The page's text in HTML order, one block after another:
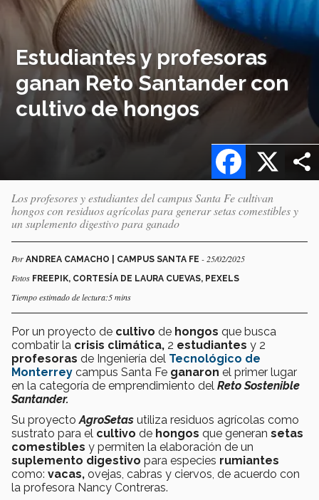
Estudiantes y profesoras
ganan Reto Santander con
cultivo de hongos
X
Facebook
Los profesores y estudiantes del campus Santa Fe cultivan
hongos con residuos agrícolas para generar setas comestibles y
un suplemento digestivo para ganado
Por ANDREA CAMACHO | CAMPUS SANTA FE - 25/02/2025
Fotos FREEPIK, CORTESÍA DE LAURA CUEVAS, PEXELS
Tiempo estimado de lectura:5 mins
Por un proyecto de cultivo de hongos que busca
combatir la crisis climática, 2 estudiantes y 2
profesoras de Ingeniería del Tecnológico de
Monterrey campus Santa Fe ganaron el primer lugar
en la categoría de emprendimiento del Reto Sostenible
Santander.
Su proyecto AgroSetas utiliza residuos agrícolas como
sustrato para el cultivo de hongos que generan setas
comestibles y permiten la elaboración de un
suplemento digestivo para especies rumiantes
como: vacas, ovejas, cabras y ciervos, de acuerdo con
la profesora Nancy Contreras.